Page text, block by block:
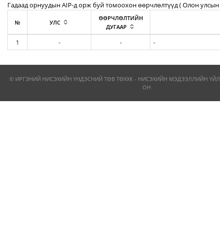
Гадаад орнуудын AIP-д орж буй томоохон өөрчлөлтүүд ( Олон улсын
№ УЛС
ӨӨРЧЛӨЛТИЙН
ДУГААР
1 - - -
© ИРГЭНИЙ НИСЭХИЙН ҮНДЭСНИЙ ТӨВ ТӨХХК - НИСЭХИЙН МЭДЭЭЛЛИЙН
ОН